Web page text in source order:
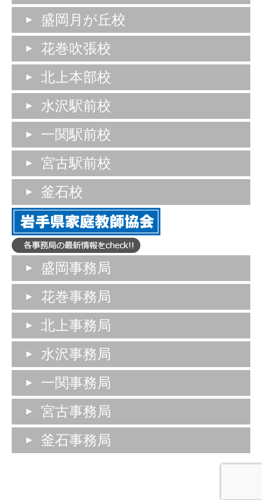
盛岡月が丘校
花巻吹張校
北上本部校
水沢駅前校
一関駅前校
宮古駅前校
釜石校
盛岡事務局
花巻事務局
北上事務局
水沢事務局
一関事務局
宮古事務局
釜石事務局